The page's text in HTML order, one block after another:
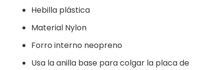
Hebilla plástica
Material Nylon
Forro interno neopreno
Usa la anilla base para colgar la placa de